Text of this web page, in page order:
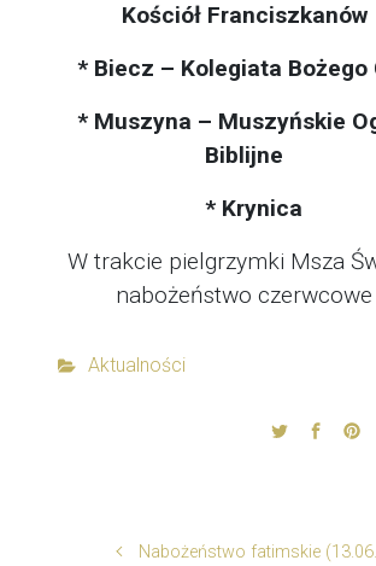
Kościół Franciszkanów
* Biecz – Kolegiata Bożego
* Muszyna – Muszyńskie
Biblijne
* Krynica
W trakcie pielgrzymki Msza
nabożeństwo czerwcowe
Aktualności
Nabożeństwo fatimskie